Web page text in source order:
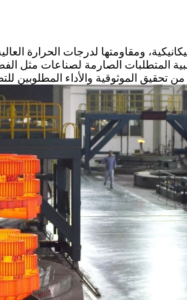
ومقاومتها لدرجات الحرارة
المتطلبات الصارمة لصناعات مثل